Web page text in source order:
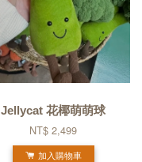
Jellycat 花椰萌萌球
NT$ 2,499
加入購物車